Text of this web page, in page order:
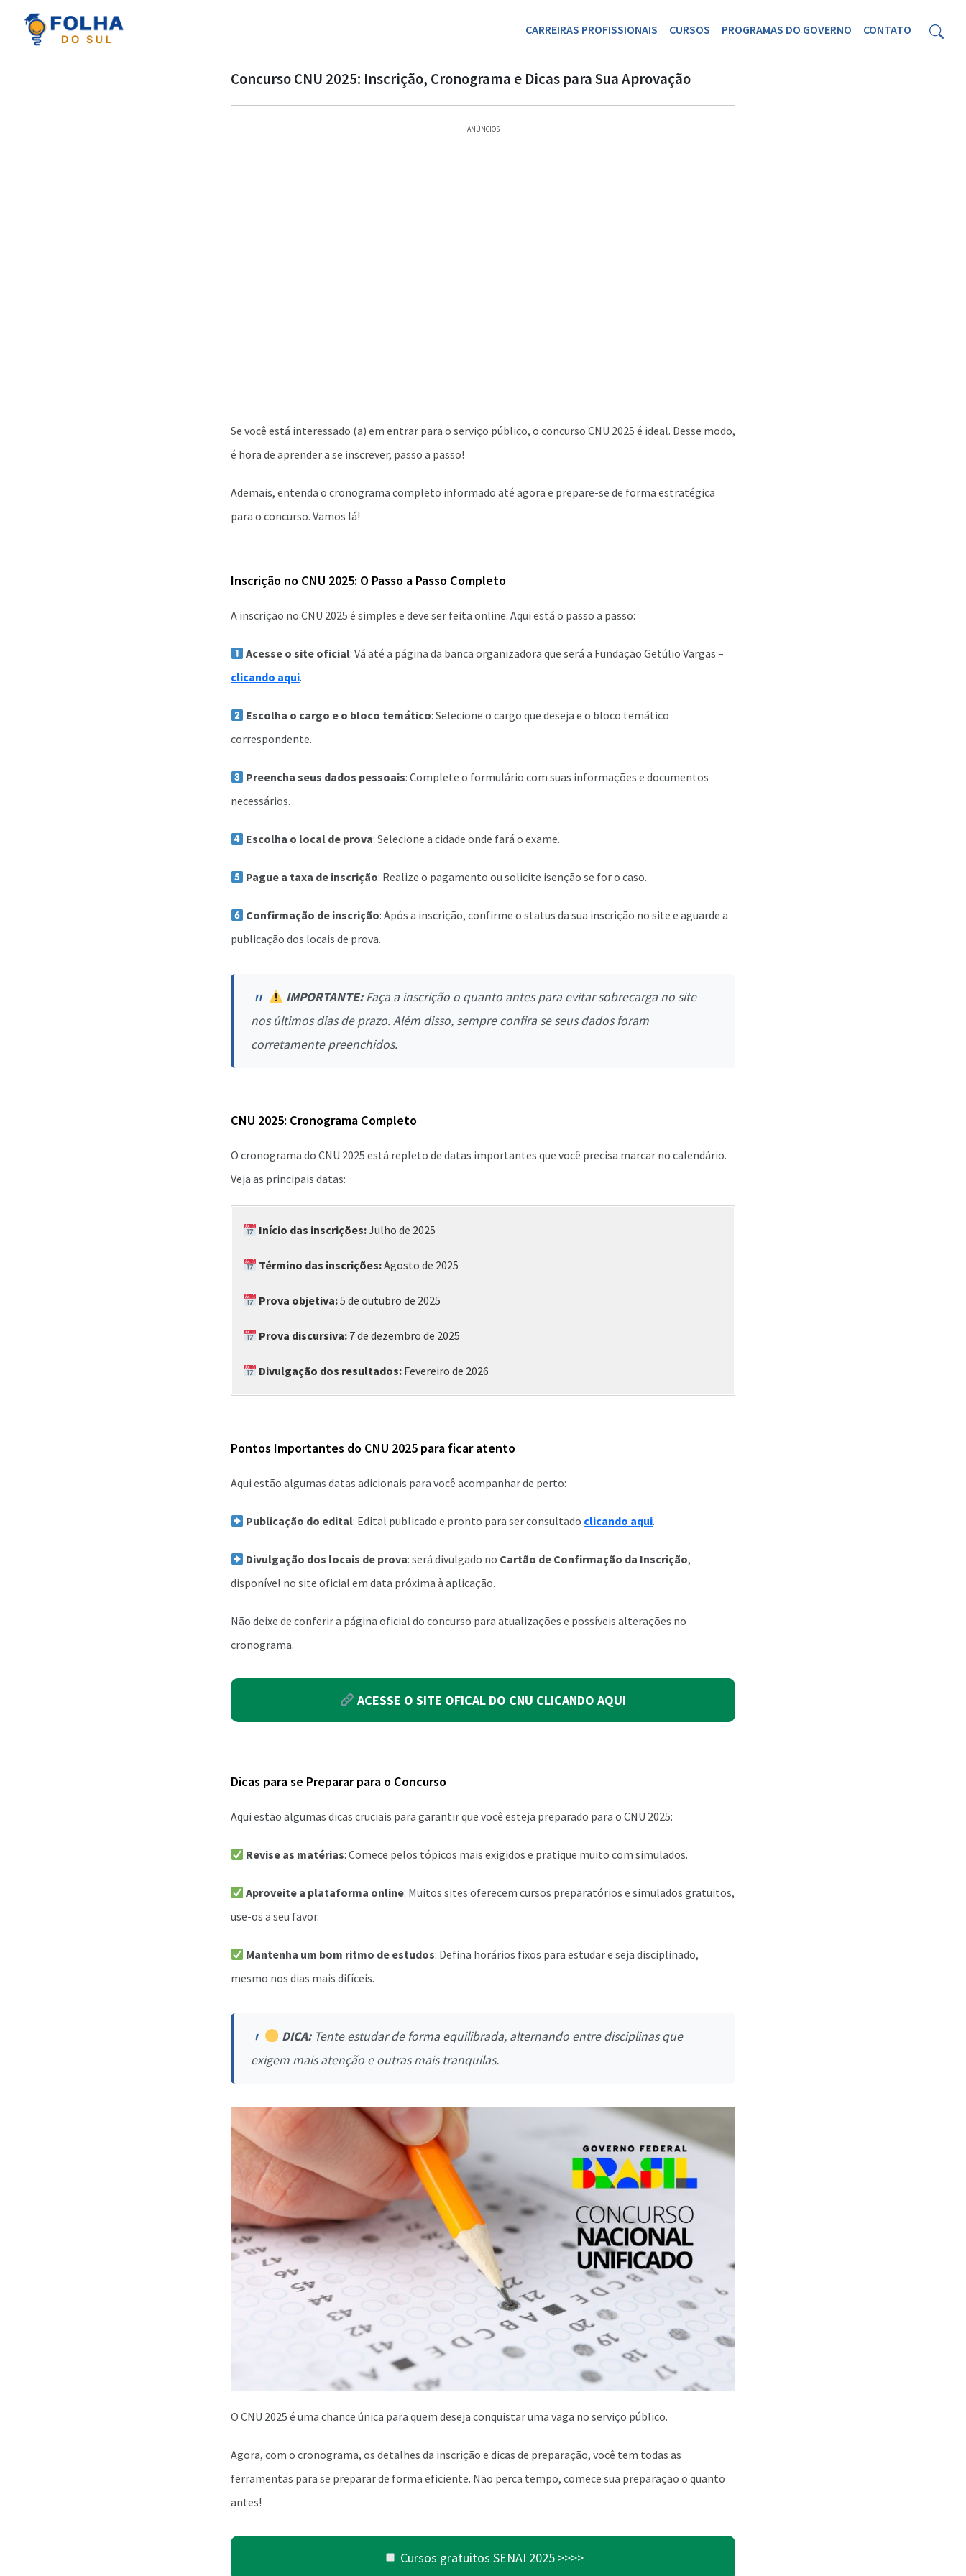
CARREIRAS PROFISSIONAIS CURSOS PROGRAMAS DO GOVERNO CONTATO
Concurso CNU 2025: Inscrição, Cronograma e Dicas para Sua Aprovação
ANÚNCIOS
Se você está interessado (a) em entrar para o serviço público, o concurso CNU 2025 é ideal. Desse modo,
é hora de aprender a se inscrever, passo a passo!
Ademais, entenda o cronograma completo informado até agora e prepare-se de forma estratégica
para o concurso. Vamos lá!
Inscrição no CNU 2025: O Passo a Passo Completo
A inscrição no CNU 2025 é simples e deve ser feita online. Aqui está o passo a passo:
Acesse o site oficial: Vá até a página da banca organizadora que será a Fundação Getúlio Vargas –
clicando aqui.
Escolha o cargo e o bloco temático: Selecione o cargo que deseja e o bloco temático
correspondente.
Preencha seus dados pessoais: Complete o formulário com suas informações e documentos
necessários.
Escolha o local de prova: Selecione a cidade onde fará o exame.
Pague a taxa de inscrição: Realize o pagamento ou solicite isenção se for o caso.
Confirmação de inscrição: Após a inscrição, confirme o status da sua inscrição no site e aguarde a
publicação dos locais de prova.
IMPORTANTE:Faça a inscrição o quanto antes para evitar sobrecarga no site
nos últimos dias de prazo. Além disso, sempre confira se seus dados foram
corretamente preenchidos.
CNU 2025: Cronograma Completo
O cronograma do CNU 2025 está repleto de datas importantes que você precisa marcar no calendário.
Veja as principais datas:
Início das inscrições:Julho de 2025
Término das inscrições:Agosto de 2025
Prova objetiva:5 de outubro de 2025
Prova discursiva: 7 de dezembro de 2025
Divulgação dos resultados: Fevereiro de 2026
Pontos Importantes do CNU 2025 para ficar atento
Aqui estão algumas datas adicionais para você acompanhar de perto:
Publicação do edital: Edital publicado e pronto para ser consultado clicando aqui.
Divulgação dos locais de prova: será divulgado no Cartão de Confirmação da Inscrição,
disponível no site oficial em data próxima à aplicação.
Não deixe de conferir a página oficial do concurso para atualizações e possíveis alterações no
cronograma.
ACESSE O SITE OFICAL DO CNU CLICANDO AQUI
Dicas para se Preparar para o Concurso
Aqui estão algumas dicas cruciais para garantir que você esteja preparado para o CNU 2025:
Revise as matérias: Comece pelos tópicos mais exigidos e pratique muito com simulados.
Aproveite a plataforma online: Muitos sites oferecem cursos preparatórios e simulados gratuitos,
use-os a seu favor.
Mantenha um bom ritmo de estudos: Defina horários fixos para estudar e seja disciplinado,
mesmo nos dias mais difíceis.
DICA: Tente estudar de forma equilibrada, alternando entre disciplinas que
exigem mais atenção e outras mais tranquilas.
O CNU 2025 é uma chance única para quem deseja conquistar uma vaga no serviço público.
Agora, com o cronograma, os detalhes da inscrição e dicas de preparação, você tem todas as
ferramentas para se preparar de forma eficiente. Não perca tempo, comece sua preparação o quanto
antes!
Cursos gratuitos SENAI 2025 >>>>